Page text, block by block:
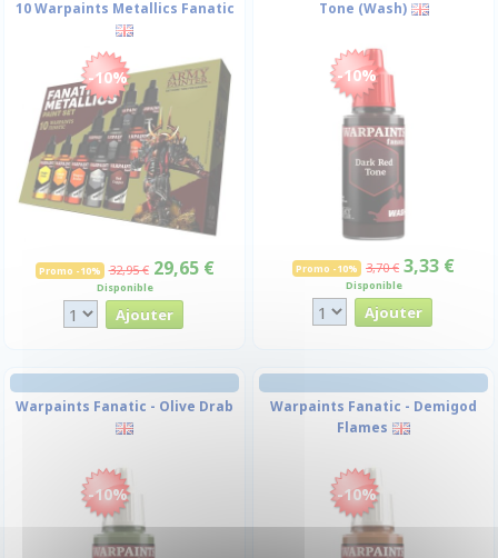
10 Warpaints Metallics Fanatic
-10%
Promo -10% 32,95 € 29,65 €
Disponible
Tone (Wash)
-10%
Promo -10% 3,70 € 3,33 €
Disponible
Warpaints Fanatic - Olive Drab
-10%
Warpaints Fanatic - Demigod
Flames
-10%